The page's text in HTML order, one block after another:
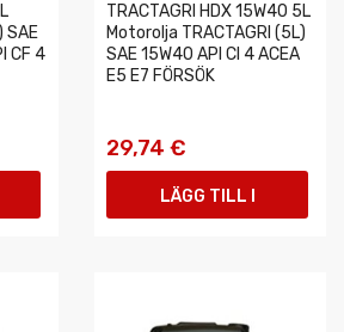
SAE
CF 4
TRACTAGRI HDX 15W40 5L
Motorolja TRACTAGRI (5L)
SAE 15W40 API CI 4 ACEA
E5 E7 FÖRSÖK
29,74 €
LÄGG TILL I